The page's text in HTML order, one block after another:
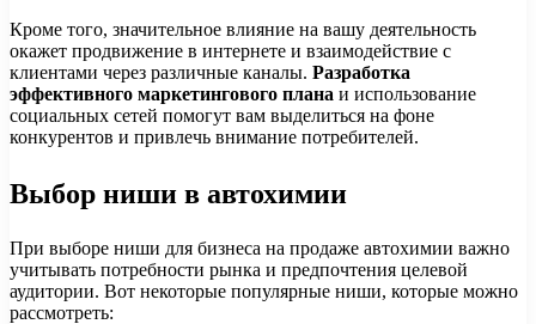
Кроме того, значительное влияние на вашу деятельность
окажет продвижение в интернете и взаимодействие с
клиентами через различные каналы. Разработка
эффективного маркетингового плана и использование
социальных сетей помогут вам выделиться на фоне
конкурентов и привлечь внимание потребителей.
Выбор ниши в автохимии
При выборе ниши для бизнеса на продаже автохимии важно
учитывать потребности рынка и предпочтения целевой
аудитории. Вот некоторые популярные ниши, которые можно
рассмотреть: